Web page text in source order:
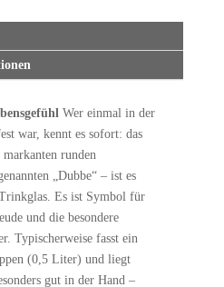
Wer einmal in der
war, kennt es sofort: das
runden
„Dubbe“ – ist es
Es ist Symbol für
und die besondere
Typischerweise fasst ein
(0,5 Liter) und liegt
gut in der Hand –